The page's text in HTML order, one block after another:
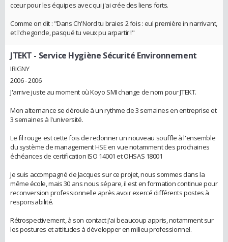
cœur pour les équipes avec qui j'ai crée des liens forts.
Comme on dit : "Dans Ch'Nord tu braies 2 fois : eul première in narrivant,
et l'chegonde, pasqué tu veux pu arpartir !"
JTEKT - Service Hygiène Sécurité Environnement
IRIGNY
2006 - 2006
J'arrive juste au moment où Koyo SMI change de nom pour JTEKT.
Mon alternance se déroule à un rythme de 3 semaines en entreprise et
3 semaines à l'université.
Le fil rouge est cette fois de redonner un nouveau souffle à l'ensemble
du système de management HSE en vue notamment des prochaines
échéances de certification ISO 14001 et OHSAS 18001
Je suis accompagné de Jacques sur ce projet, nous sommes dans la
même école, mais 30 ans nous sépare, il est en formation continue pour
reconversion professionnelle après avoir exercé différents postes à
responsabilité.
Rétrospectivement, à son contact j'ai beaucoup appris, notamment sur
les postures et attitudes à développer en milieu professionnel.